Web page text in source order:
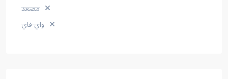
مصعد
واي فاي